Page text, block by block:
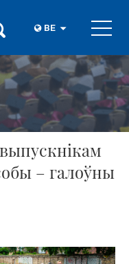
BE
– галоўны